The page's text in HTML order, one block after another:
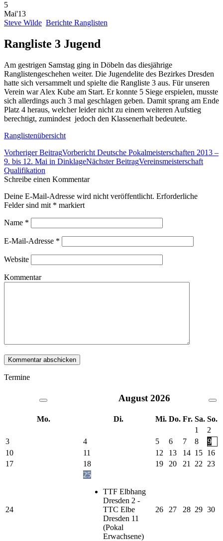
5
Mai'13
Steve Wilde Berichte Ranglisten
Rangliste 3 Jugend
Am gestrigen Samstag ging in Döbeln das diesjährige
Ranglistengeschehen weiter. Die Jugendelite des Bezirkes Dresden
hatte sich versammelt und spielte die Rangliste 3 aus. Für unseren
Verein war Alex Kube am Start. Er konnte 5 Siege erspielen, musste
sich allerdings auch 3 mal geschlagen geben. Damit sprang am Ende
Platz 4 heraus, welcher leider nicht zu einem weiteren Aufstieg
berechtigt, zumindest jedoch den Klassenerhalt bedeutete.
Ranglistenübersicht
Beitrags-
Navigation
Vorheriger BeitragVorbericht Deutsche Pokalmeisterschaften 2013 –
9. bis 12. Mai in DinklageNächster BeitragVereinsmeisterschaft
Qualifikation
Schreibe einen Kommentar
Deine E-Mail-Adresse wird nicht veröffentlicht. Erforderliche
Felder sind mit * markiert
Name *
E-Mail-Adresse *
Website
Kommentar
Termine
August 2026
Mo. Di. Mi. Do. Fr. Sa. So.
1
2
3
4 5 6 7 8
9
10
11 12 13 14 15 16
17
18 19 20 21 22 23
24
25
TTF Elbhang
Dresden 2 -
TTC Elbe
Dresden 11
(Pokal
Erwachsene)
26 27 28 29 30